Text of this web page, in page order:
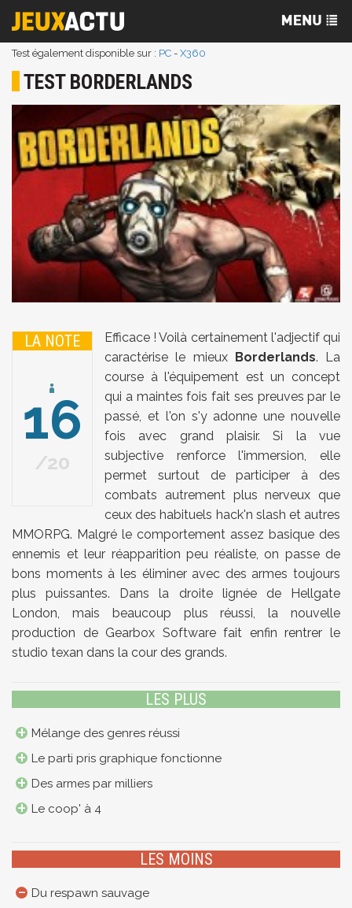
Test également disponible sur : PC - X360
TEST BORDERLANDS
LA NOTE
16
20
Efficace ! Voilà certainement l'adjectif qui
caractérise le mieux
Borderlands. La
course à l'équipement est un concept
qui a maintes fois fait ses preuves par le
passé, et l'on s'y adonne une nouvelle
fois avec grand plaisir. Si la vue
subjective renforce l'immersion, elle
permet surtout de participer à des
combats autrement plus nerveux que
ceux des habituels hack'n slash et autres
MMORPG. Malgré le comportement assez basique des
ennemis et leur réapparition peu réaliste, on passe de
bons moments à les éliminer avec des armes toujours
plus puissantes. Dans la droite lignée de Hellgate
London, mais beaucoup plus réussi, la nouvelle
production de Gearbox Software fait enfin rentrer le
studio texan dans la cour des grands.
LES PLUS
Mélange des genres réussi
Le parti pris graphique fonctionne
Des armes par milliers
Le coop' à 4
LES MOINS
Du respawn sauvage